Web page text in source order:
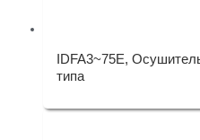
IDFA3~75E,
типа